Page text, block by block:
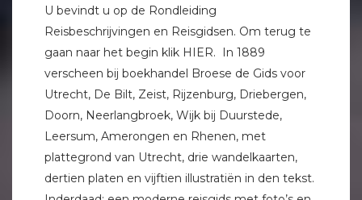
U bevindt u op de Rondleiding
Reisbeschrijvingen en Reisgidsen. Om terug te
gaan naar het begin klik HIER. In 1889
verscheen bij boekhandel Broese de Gids voor
Utrecht, De Bilt, Zeist, Rijzenburg, Driebergen,
Doorn, Neerlangbroek, Wijk bij Duurstede,
Leersum, Amerongen en Rhenen, met
plattegrond van Utrecht, drie wandelkaarten,
dertien platen en vijftien illustratiën in den tekst.